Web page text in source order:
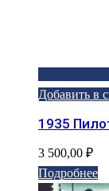
Добавить в
1935
3 500,00 ₽
Подробнее